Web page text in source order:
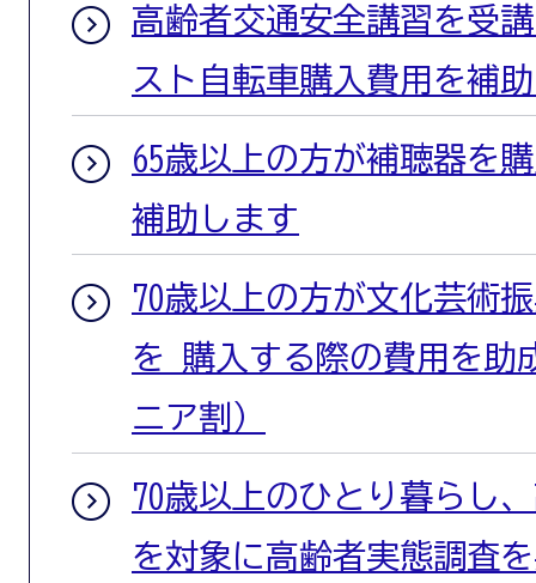
高齢者交通安全講習を受
スト自転車購入費用を補
65歳以上の方が補聴器を
補助します
70歳以上の方が文化芸術
を 購入する際の費用を助
ニア割）
70歳以上のひとり暮らし
を対象に高齢者実態調査